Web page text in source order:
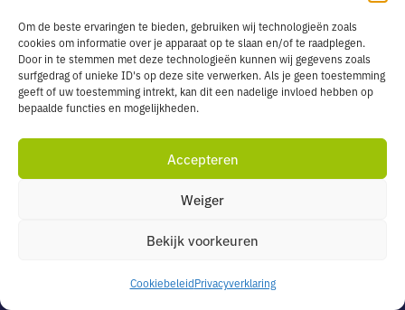
Om de beste ervaringen te bieden, gebruiken wij technologieën zoals
cookies om informatie over je apparaat op te slaan en/of te raadplegen.
Door in te stemmen met deze technologieën kunnen wij gegevens zoals
surfgedrag of unieke ID's op deze site verwerken. Als je geen toestemming
geeft of uw toestemming intrekt, kan dit een nadelige invloed hebben op
bepaalde functies en mogelijkheden.
Accepteren
Weiger
Bekijk voorkeuren
CookiebeleidPrivacyverklaring
Lees het hele verhaal over duurzaamheid bij Liber
Units